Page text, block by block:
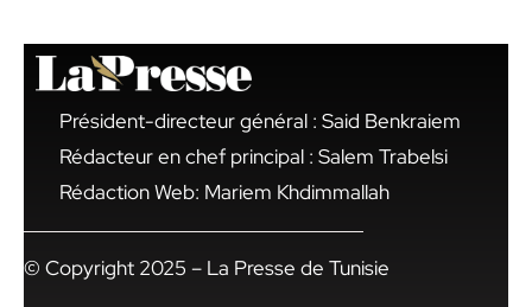
Président-directeur général : Said Benkraiem
Rédacteur en chef principal : Salem Trabelsi
Rédaction Web: Mariem Khdimmallah
© Copyright 2025 – La Presse de Tunisie